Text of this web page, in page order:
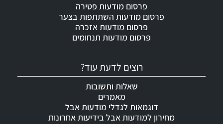
רוצים לדעת עוד?
שאלות ותשובות
מאמרים
דוגמאות לגדלי מודעות אבל
מחירון למודעות אבל בידיעות אחרונות
פרסום מודעות פטירה
פרסום מודעות השתתפות בצער
פרסום מודעות אזכרה
פרסום מודעות תנחומים